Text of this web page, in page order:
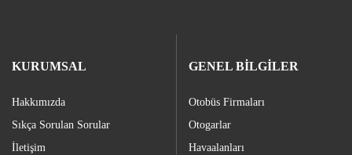
KURUMSAL
Hakkımızda
Sıkça Sorulan Sorular
İletişim
GENEL BİLGİLER
Otobüs Firmaları
Otogarlar
Havaalanları